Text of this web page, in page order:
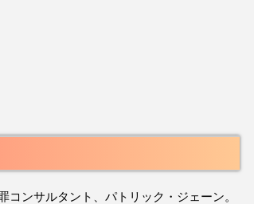
コンサルタント、パトリック・ジェーン。